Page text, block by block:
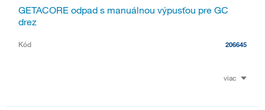
GETACORE odpad s manuálnou výpusťou pre GC
drez
Kód 206645
viac